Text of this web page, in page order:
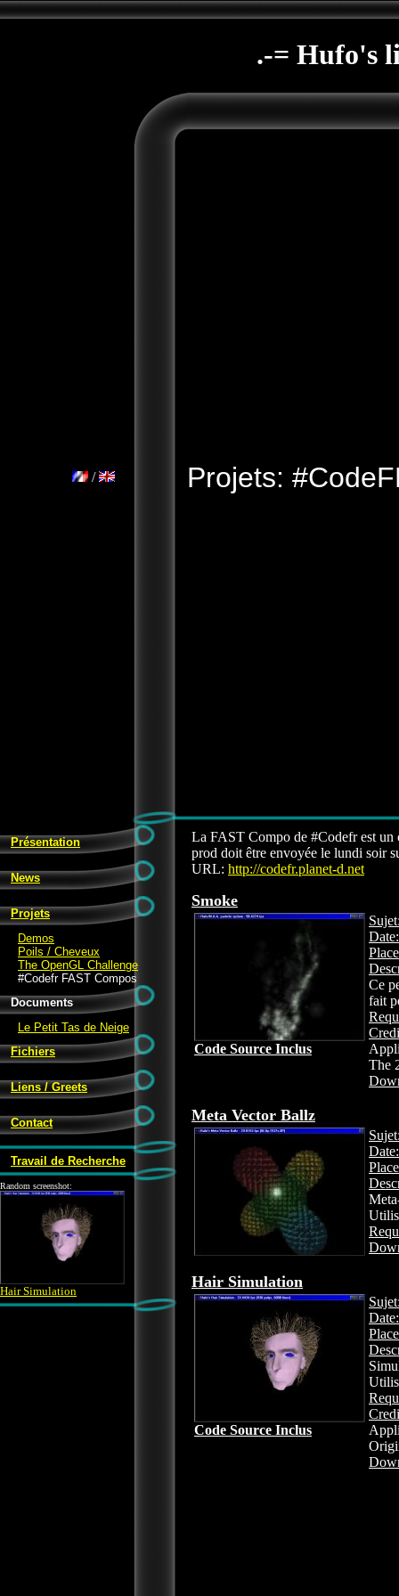
.-= Hufo's
/ Projets:
Présentation
News
Projets
Demos
Poils / Cheveux
The OpenGL Challenge
#Codefr FAST Compos
Documents
Le Petit Tas de Neige
Fichiers
Liens / Greets
Contact
Travail de Recherche
Random screenshot:
Hair Simulation
La FAST Compo de #Codefr est un
prod doit être envoyée le lundi soir
URL: http://codefr.planet-d.net
Smoke
Code Source Inclus
Date:
Ce
fait
The
Meta Vector Ballz
Date:
Hair Simulation
Code Source Inclus
Date: